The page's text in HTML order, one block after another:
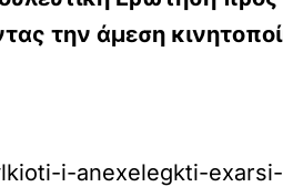
την άμεση
i-anexelegkti-